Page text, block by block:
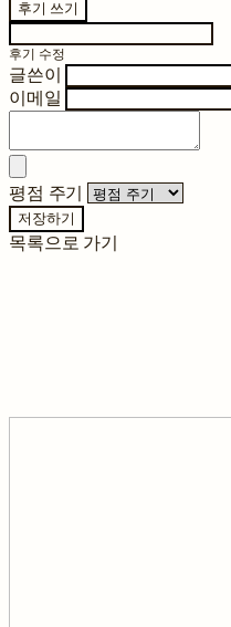
후기 쓰기
후기 수정
글쓴이
이메일
평점 주기
저장하기
목록으로 가기